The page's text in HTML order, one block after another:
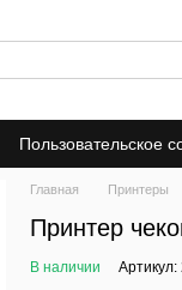
Пользовательское
Главная Принтеры
Принтер
В наличии Артикул: